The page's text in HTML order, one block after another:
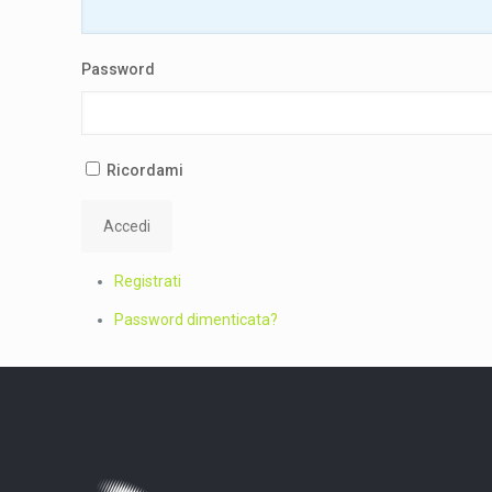
Password
Ricordami
Accedi
Registrati
Password dimenticata?